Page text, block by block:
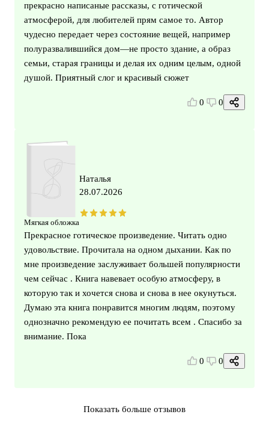
прекрасно написаные рассказы, с готической
атмосферой, для любителей прям самое то. Автор
чудесно передает через состояние вещей, например
полуразвалившийся дом—не просто здание, а образ
семьи, старая границы и делая их одним целым, одной
душой. Приятный слог и красивый сюжет
0 0
Мягкая обложка
Наталья
28.07.2026
Прекрасное готическое произведение. Читать одно
удовольствие. Прочитала на одном дыхании. Как по
мне произведение заслуживает большей популярности
чем сейчас . Книга навевает особую атмосферу, в
которую так и хочется снова и снова в нее окунуться.
Думаю эта книга понравится многим людям, поэтому
однозначно рекомендую ее почитать всем . Спасибо за
внимание. Пока
0 0
Показать больше отзывов